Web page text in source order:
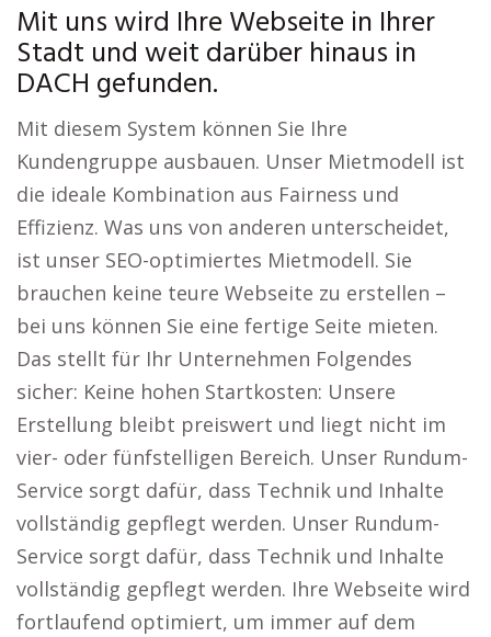
Mit uns wird Ihre Webseite in Ihrer
Stadt und weit darüber hinaus in
DACH gefunden.
Mit diesem System können Sie Ihre
Kundengruppe ausbauen. Unser Mietmodell ist
die ideale Kombination aus Fairness und
Effizienz. Was uns von anderen unterscheidet,
ist unser SEO-optimiertes Mietmodell. Sie
brauchen keine teure Webseite zu erstellen –
bei uns können Sie eine fertige Seite mieten.
Das stellt für Ihr Unternehmen Folgendes
sicher: Keine hohen Startkosten: Unsere
Erstellung bleibt preiswert und liegt nicht im
vier- oder fünfstelligen Bereich. Unser Rundum-
Service sorgt dafür, dass Technik und Inhalte
vollständig gepflegt werden. Unser Rundum-
Service sorgt dafür, dass Technik und Inhalte
vollständig gepflegt werden. Ihre Webseite wird
fortlaufend optimiert, um immer auf dem